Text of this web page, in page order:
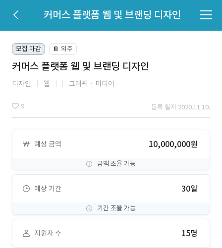
커머스 플랫폼 웹 및 브랜딩 디자인
모집 마감 📔 외주
커머스 플랫폼 웹 및 브랜딩 디자인
디자인 웹 그래픽ㆍ미디어
9 등록 일자 2020.11.10.
예상 금액 10,000,000원
금액 조율 가능
예상 기간 30일
기간 조율 가능
지원자 수 15명